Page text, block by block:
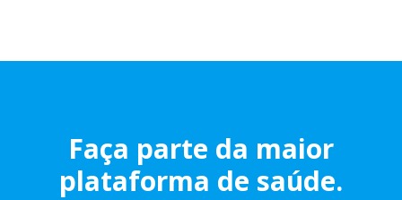
Faça parte da maior
plataforma de saúde.